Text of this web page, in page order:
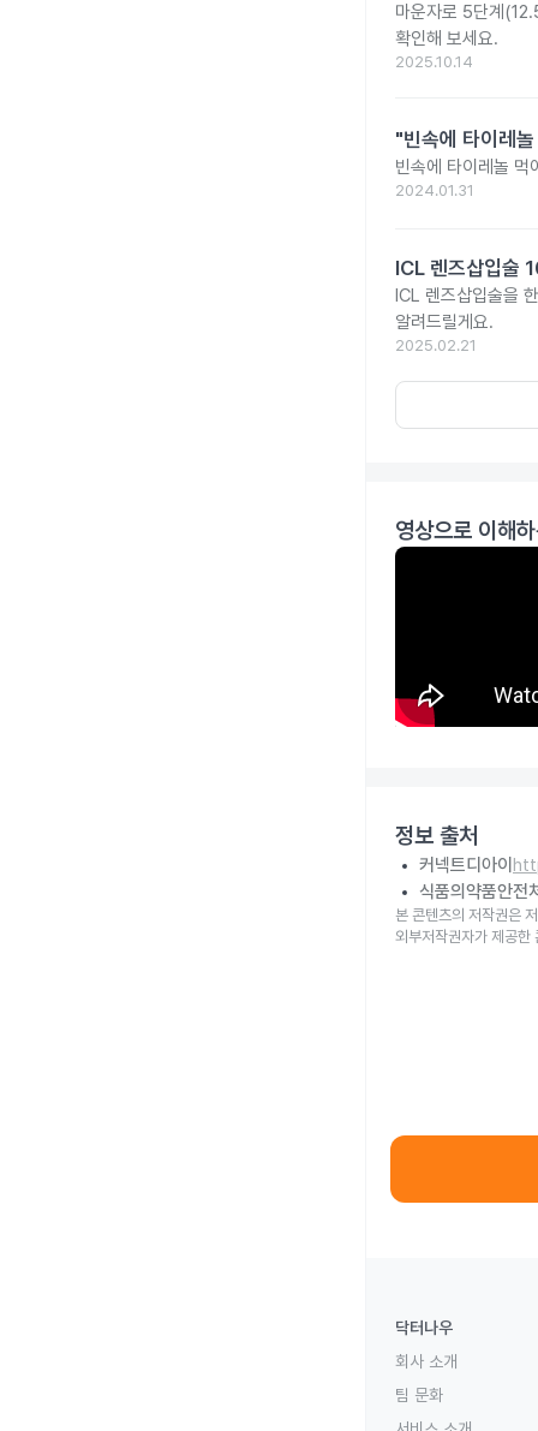
마운자로 5단계
확인해 보세요.
2025.10.14
"빈속에 타이레
빈속에 타이레놀 먹
2024.01.31
ICL 렌즈삽입술
ICL 렌즈삽입술을
알려드릴게요.
2025.02.21
영상으로 이해
정보 출처
커넥트디아이
식품의약품안전
본 콘텐츠의 저작권은
외부저작권자가 제공한
닥터나우
회사 소개
팀 문화